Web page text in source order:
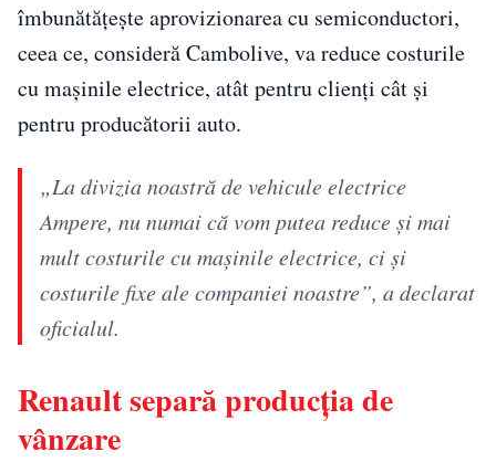
îmbunătăţeşte aprovizionarea cu semiconductori,
ceea ce, consideră Cambolive, va reduce costurile
cu maşinile electrice, atât pentru clienţi cât şi
pentru producătorii auto.
„La divizia noastră de vehicule electrice
Ampere, nu numai că vom putea reduce şi mai
mult costurile cu maşinile electrice, ci şi
costurile fixe ale companiei noastre”, a declarat
oficialul.
Renault separă producția de
vânzare